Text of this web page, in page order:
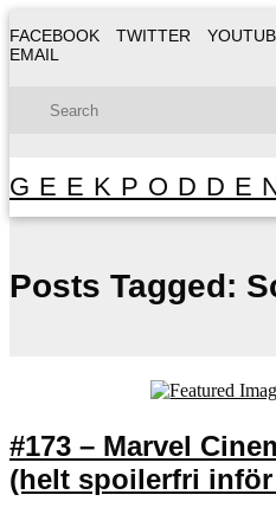
FACEBOOK TWITTER
EMAIL
Posts Tagged:
#173 – Marvel
(helt spoilerfri